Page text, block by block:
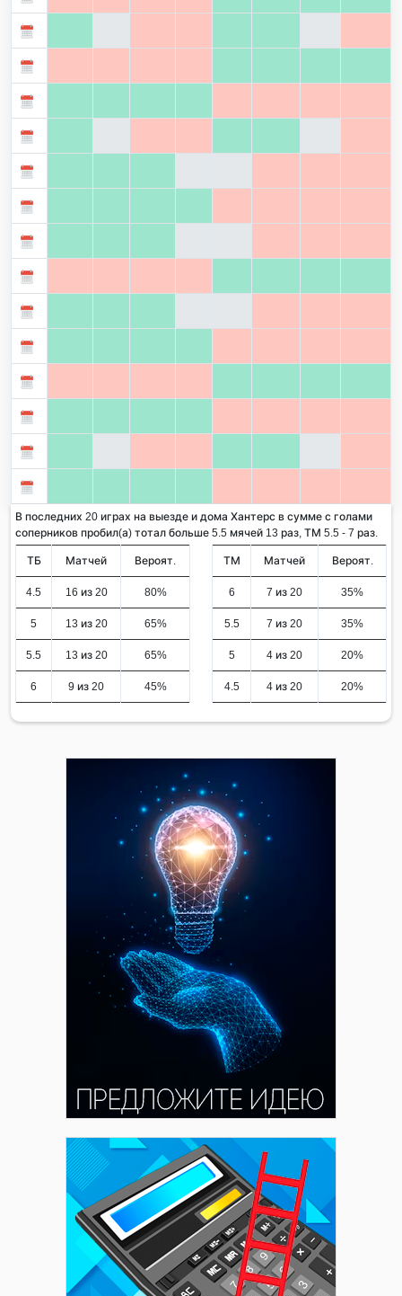
В последних 20 играх на выезде и дома Хантерс в сумме с голами
соперников пробил(а) тотал больше 5.5 мячей 13 раз, ТМ 5.5 - 7 раз.
ТБ Матчей Вероят.
4.5 16 из 20 80%
5 13 из 20 65%
5.5 13 из 20 65%
6 9 из 20 45%
ТМ Матчей Вероят.
6 7 из 20 35%
5.5 7 из 20 35%
5 4 из 20 20%
4.5 4 из 20 20%